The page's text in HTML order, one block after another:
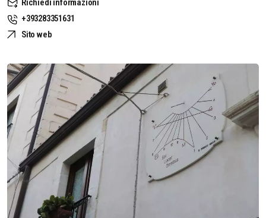
+393283351631
Sito web